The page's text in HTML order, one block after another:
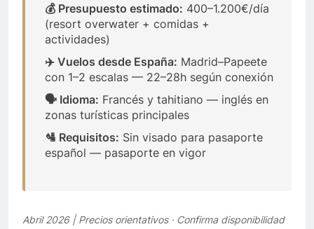
💰 Presupuesto estimado: 400–1.200€/día
(resort overwater + comidas +
actividades)
✈️ Vuelos desde España: Madrid–Papeete
con 1–2 escalas — 22–28h según conexión
🗣️ Idioma: Francés y tahitiano — inglés en
zonas turísticas principales
🛂 Requisitos: Sin visado para pasaporte
español — pasaporte en vigor
Abril 2026 | Precios orientativos · Confirma disponibilidad